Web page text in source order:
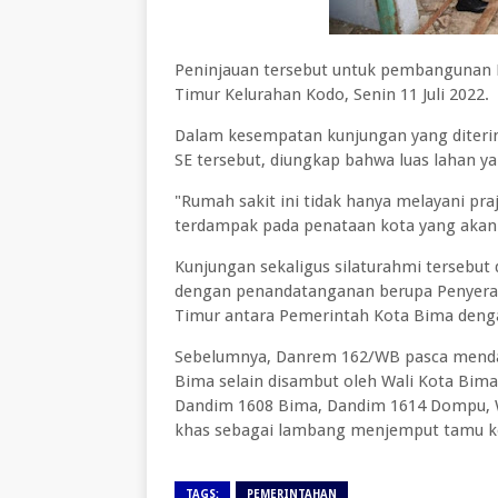
Peninjauan tersebut untuk pembangunan
Timur Kelurahan Kodo, Senin 11 Juli 2022.
Dalam kesempatan kunjungan yang
SE tersebut, diungkap bahwa luas lahan
"Rumah sakit ini tidak hanya melayani
terdampak pada penataan kota yang
Kunjungan sekaligus silaturahmi
dengan penandatanganan berupa
Timur antara Pemerintah Kota Bima
Sebelumnya, Danrem 162/WB pasca
Bima selain disambut oleh Wali Kota
Dandim 1608 Bima, Dandim 1614
khas sebagai lambang menjemput tamu
TAGS: PEMERINTAHAN